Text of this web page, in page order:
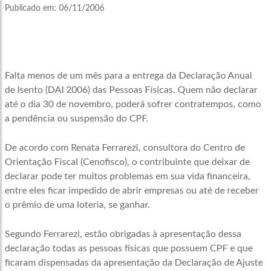
Publicado em: 06/11/2006
Falta menos de um mês para a entrega da Declaração Anual
de Isento (DAI 2006) das Pessoas Físicas. Quem não declarar
até o dia 30 de novembro, poderá sofrer contratempos, como
a pendência ou suspensão do CPF.
De acordo com Renata Ferrarezi, consultora do Centro de
Orientação Fiscal (Cenofisco), o contribuinte que deixar de
declarar pode ter muitos problemas em sua vida financeira,
entre eles ficar impedido de abrir empresas ou até de receber
o prêmio de uma loteria, se ganhar.
Segundo Ferrarezi, estão obrigadas à apresentação dessa
declaração todas as pessoas físicas que possuem CPF e que
ficaram dispensadas da apresentação da Declaração de Ajuste